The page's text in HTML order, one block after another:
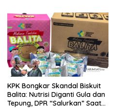
KPK Bongkar Skandal Biskuit
Balita: Nutrisi Diganti Gula dan
Tepung, DPR “Salurkan” Saat